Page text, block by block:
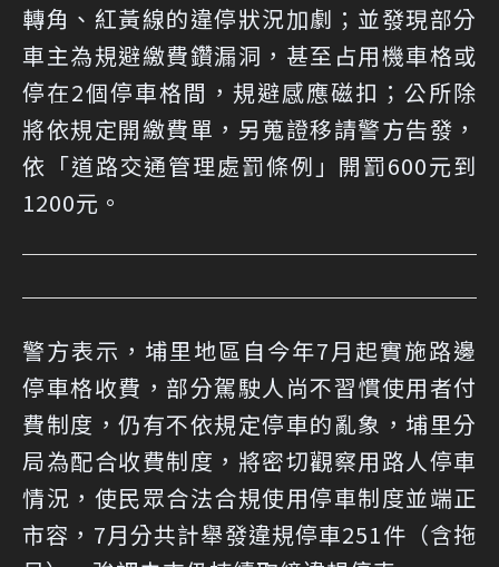
轉角、紅黃線的違停狀況加劇；並發現部分
車主為規避繳費鑽漏洞，甚至占用機車格或
停在2個停車格間，規避感應磁扣；公所除
將依規定開繳費單，另蒐證移請警方告發，
依「道路交通管理處罰條例」開罰600元到
1200元。
警方表示，埔里地區自今年7月起實施路邊
停車格收費，部分駕駛人尚不習慣使用者付
費制度，仍有不依規定停車的亂象，埔里分
局為配合收費制度，將密切觀察用路人停車
情況，使民眾合法合規使用停車制度並端正
市容，7月分共計舉發違規停車251件（含拖